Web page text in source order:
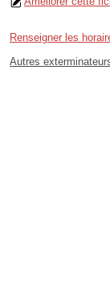
Renseigner les
Autres